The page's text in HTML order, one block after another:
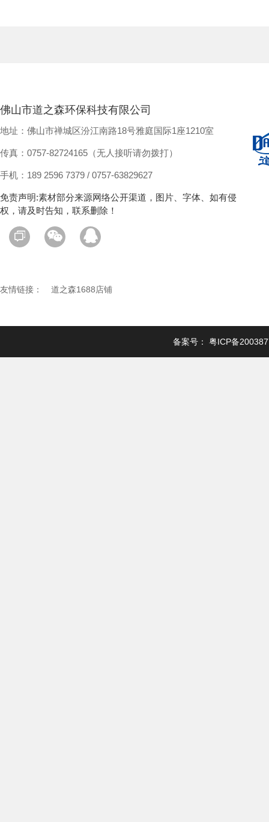
佛山市道之森环保科技有限公司
地址：佛山市禅城区汾江南路18号雅庭国际1座1210室
传真：0757-82724165（无人接听请勿拨打）
手机：189 2596 7379 / 0757-63829627
免责声明:素材部分来源网络公开渠道，图片、字体、如有侵
权，请及时告知，联系删除！
友情链接： 道之森1688店铺
备案号： 粤ICP备